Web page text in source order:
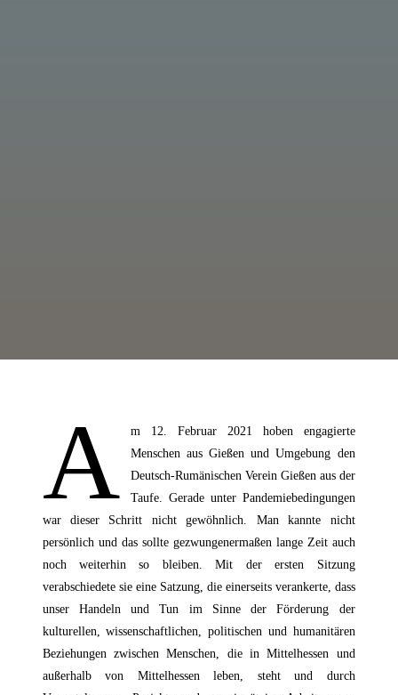
A
m 12. Februar 2021 hoben engagierte
Menschen aus Gießen und Umgebung den
Deutsch-Rumänischen Verein Gießen aus der
Taufe. Gerade unter Pandemiebedingungen
war dieser Schritt nicht gewöhnlich. Man kannte nicht
persönlich und das sollte gezwungenermaßen lange Zeit auch
noch weiterhin so bleiben. Mit der ersten Sitzung
verabschiedete sie eine Satzung, die einerseits verankerte, dass
unser Handeln und Tun im Sinne der Förderung der
kulturellen, wissenschaftlichen, politischen und humanitären
Beziehungen zwischen Menschen, die in Mittelhessen und
außerhalb von Mittelhessen leben, steht und durch